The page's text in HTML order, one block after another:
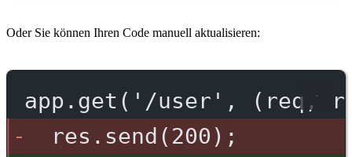
Oder Sie können Ihren Code manuell aktualisieren:
app.get('/user', (req,
res.send(200);